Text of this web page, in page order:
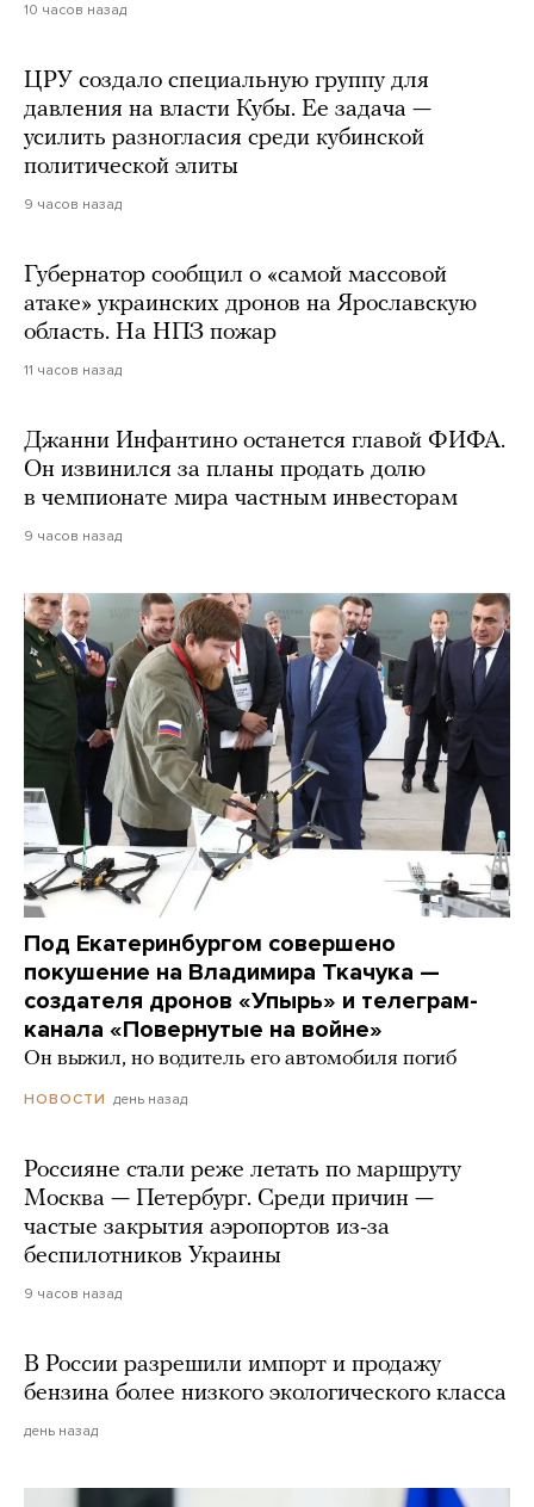
10 часов назад
ЦРУ создало специальную группу для
давления на власти Кубы. Ее задача —
усилить разногласия среди кубинской
политической элиты
9 часов назад
Губернатор сообщил о «самой массовой
атаке» украинских дронов на Ярославскую
область. На НПЗ пожар
11 часов назад
Джанни Инфантино останется главой ФИФА.
Он извинился за планы продать долю
в чемпионате мира частным инвесторам
9 часов назад
Под Екатеринбургом совершено
покушение на Владимира Ткачука —
создателя дронов «Упырь» и телеграм-
канала «Повернутые на войне»
Он выжил, но водитель его автомобиля погиб
НОВОСТИ день назад
Россияне стали реже летать по маршруту
Москва — Петербург. Среди причин —
частые закрытия аэропортов из-за
беспилотников Украины
9 часов назад
В России разрешили импорт и продажу
бензина более низкого экологического класса
день назад